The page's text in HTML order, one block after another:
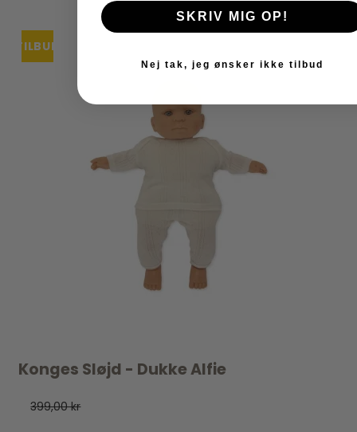
TILBUD
Konges Sløjd - Dukke Alfie
399,00 kr
SKRIV MIG OP!
Nej tak, jeg ønsker ikke tilbud